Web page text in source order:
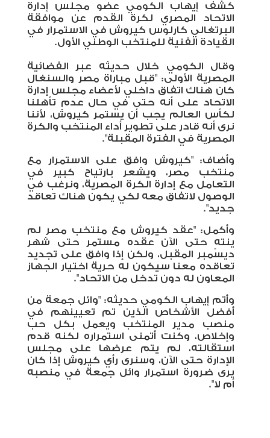
كشف إيهاب الكومي عضو مجلس إدارة
الاتحاد المصري لكرة القدم عن موافقة
البرتغالي كارلوس كيروش في الاستمرار في
القيادة الفنية للمنتخب الوطني الأول.
وقال الكومي خلال حديثه عبر الفضائية
المصرية الأولى: "قبل مباراة مصر والسنغال
كان هناك اتفاق داخلي لأعضاء مجلس إدارة
الاتحاد على أنه حتى في حال عدم تأهلنا
لكأس العالم يجب أن يستمر كيروش، لأننا
نرى أنه قادر على تطوير أداء المنتخب والكرة
المصرية في الفترة المقبلة".
وأضاف: "كيروش وافق على الاستمرار مع
منتخب مصر، ويشعر بارتياح كبير في
التعامل مع إدارة الكرة المصرية، ونرغب في
الوصول لاتفاق معه لكي يكون هناك تعاقد
جديد".
وأكمل: "عقد كيروش مع منتخب مصر لم
ينتهٍ حتى الآن عقده مستمر حتى شهر
ديسمبر المقبل، ولكن إذا وافق على تجديد
تعاقده معنا سيكون له حرية اختيار الجهاز
المعاون له دون تدخل من الاتحاد".
وأتم إيهاب الكومي حديثه: "وائل جمعة من
أفضل الأشخاص الذين تم تعيينهم في
منصب مدير المنتخب ويعمل بكل حب
وإخلاص، وكنت أتمنى استمراره لكنه قدم
استقالته، لم يتم عرضها على مجلس
الإدارة حتى الآن، وسنرى رأي كيروش إذا كان
يرى ضرورة استمرار وائل جمعة في منصبه
أم لا".